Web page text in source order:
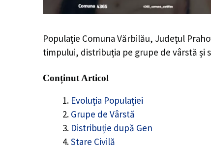
Populație Comuna Vărbilău, Județul
timpului, distribuția pe grupe de vârstă și
Conținut Articol
Evoluția Populației
Grupe de Vârstă
Distribuție după Gen
Stare Civilă